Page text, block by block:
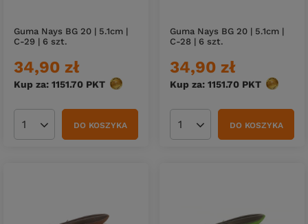
Guma Nays BG 20 | 5.1cm |
C-29 | 6 szt.
34,90 zł
Kup za: 1151.70 PKT punktów
Ilość produktówDO KOSZYKA
Guma Nays BG 20 | 5.1cm |
C-28 | 6 szt.
34,90 zł
Kup za: 1151.70 PKT punktów
Ilość produktówDO KOSZYKA